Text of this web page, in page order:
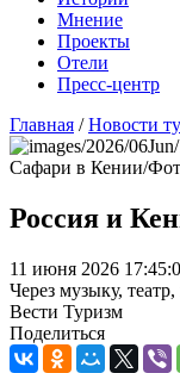
Мнение
Проекты
Отели
Пресс-центр
Главная /Новости
Сафари в Кении/
Россия и
11 июня 2026
Через музыку,
Вести Туризм
Поделиться